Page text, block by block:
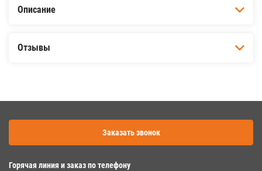
Описание
Отзывы
Заказать звонок
Горячая линия и заказ по телефону